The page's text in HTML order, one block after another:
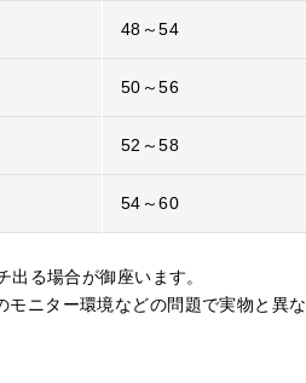
48～54
50～56
52～58
54～60
る場合が御座います。
ニター環境などの問題で実物と異